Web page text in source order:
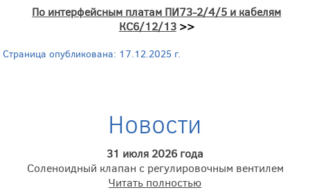
По интерфейсным платам ПИ73-2/4/5 и кабелям
КС6/12/13>>
Страница опубликована: 17.12.2025 г.
Новости
31 июля 2026 года
Соленоидный клапан с регулировочным вентилем
Читать полностью